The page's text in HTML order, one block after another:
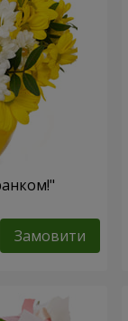
Замовити